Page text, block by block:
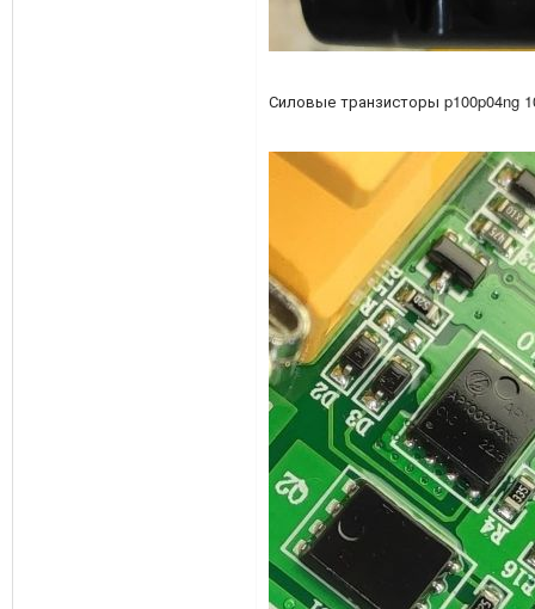
Силовые транзисторы p100p04ng